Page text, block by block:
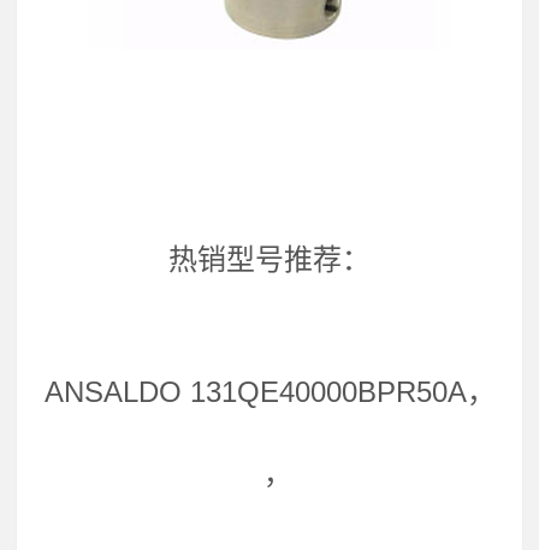
热销型号推荐：
ANSALDO 131QE40000BPR50A，
，